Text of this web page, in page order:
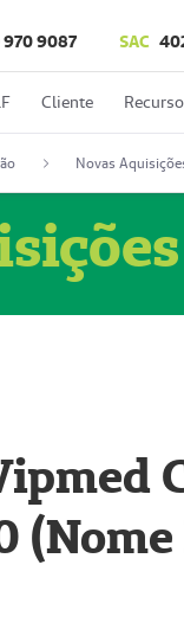
9087 SAC
Cliente
Novas